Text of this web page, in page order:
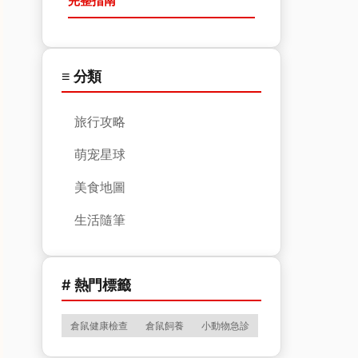
≡ 分類
旅行攻略
萌宠星球
美食地圖
生活隨筆
# 熱門標籤
倉鼠健康檢查 倉鼠飼養 小動物急診